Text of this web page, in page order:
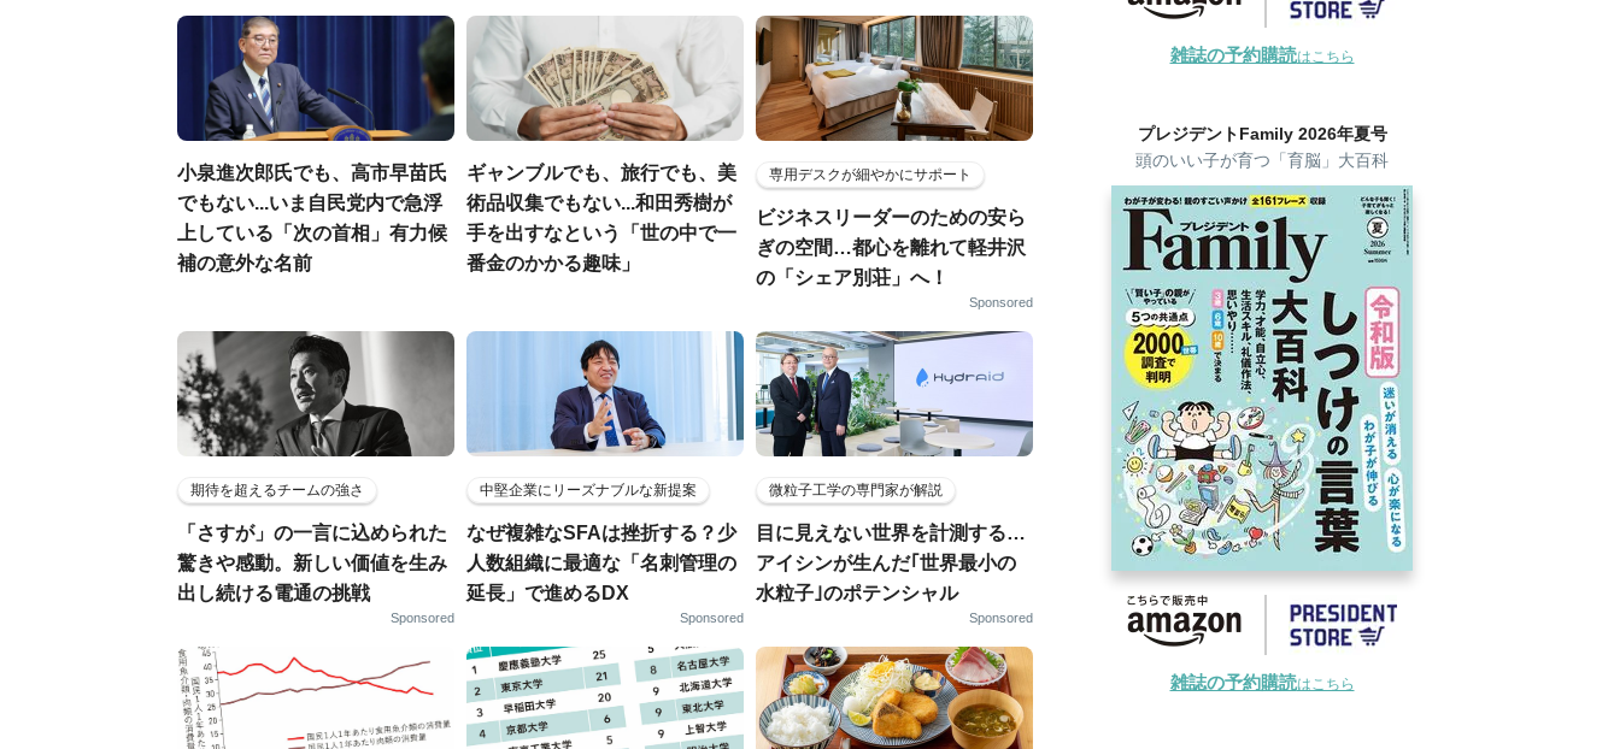
小泉進次郎氏でも、高市早苗氏
でもない...いま自民党内で急浮
上している「次の首相」有力候
補の意外な名前
ギャンブルでも、旅行でも、美
術品収集でもない...和田秀樹が
手を出すなという「世の中で一
番金のかかる趣味」
専用デスクが細やかにサポート
ビジネスリーダーのための安ら
ぎの空間…都心を離れて軽井沢
の「シェア別荘」へ！
Sponsored
期待を超えるチームの強さ
「さすが」の一言に込められた
驚きや感動。新しい価値を生み
出し続ける電通の挑戦
Sponsored
中堅企業にリーズナブルな新提案
なぜ複雑なSFAは挫折する？少
人数組織に最適な「名刺管理の
延長」で進めるDX
Sponsored
微粒子工学の専門家が解説
目に見えない世界を計測する…
アイシンが生んだ｢世界最小の
水粒子｣のポテンシャル
Sponsored
雑誌の予約購読はこちら
プレジデントFamily 2026年夏号
頭のいい子が育つ「育脳」大百科
雑誌の予約購読はこちら